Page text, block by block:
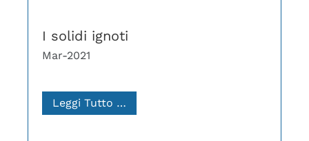
I solidi ignoti
Mar-2021
Leggi Tutto …